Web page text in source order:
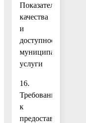
Показатели
качества
и
доступности
муниципальной
услуги
16.
Требования
к
предоставлению